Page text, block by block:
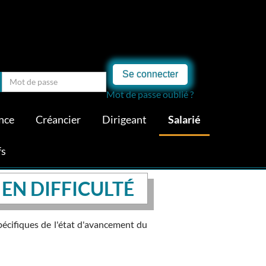
Se connecter
Mot de passe oublié ?
Créancier Dirigeant Salarié
DIFFICULTÉ
de l'état d'avancement du